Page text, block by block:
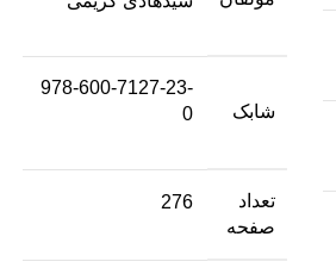
شابک
978-600-7127-23-
0
تعداد
صفحه
276